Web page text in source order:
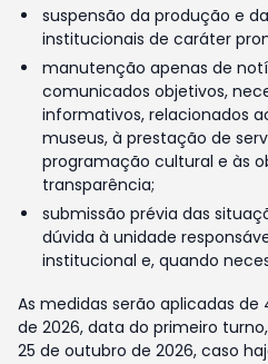
suspensão da produção e
institucionais de caráter
manutenção apenas de
comunicados objetivos,
informativos, relacionados
museus, à prestação de
programação cultural e às
transparência;
submissão prévia das
dúvida à unidade
institucional e, quando
As medidas serão aplicadas
de 2026, data do primeiro
25 de outubro de 2026, caso